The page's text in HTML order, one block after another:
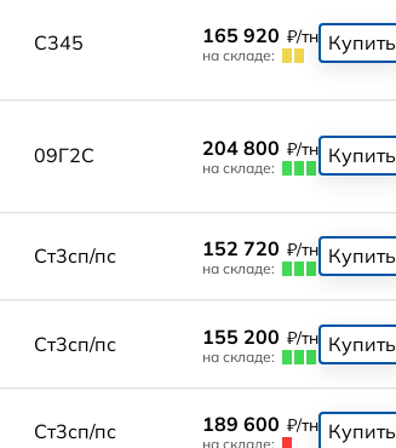
С345 165 920 ₽/тн
на складе:
Купить
09Г2С 204 800 ₽/тн
на складе:
Купить
Ст3сп/пс 152 720 ₽/тн
на складе:
Купить
Ст3сп/пс 155 200 ₽/тн
на складе:
Купить
Ст3сп/пс 189 600 ₽/тн
на складе:
Купить